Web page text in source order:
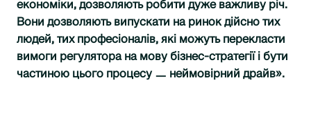
економіки, дозволяють робити дуже важливу річ.
Вони дозволяють випускати на ринок дійсно тих
людей, тих професіоналів, які можуть перекласти
вимоги регулятора на мову бізнес-стратегії і бути
частиною цього процесу ㅡ неймовірний драйв».